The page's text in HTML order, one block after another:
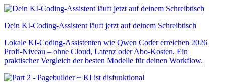
Dein KI-Coding-Assistent läuft jetzt auf deinem Schreibtisch
Lokale KI-Coding-Assistenten wie Qwen Coder erreichen 2026
Profi-Niveau – ohne Cloud, Latenz oder Abo-Kosten. Ein
praktischer Vergleich der besten Modelle für deinen Workflow.